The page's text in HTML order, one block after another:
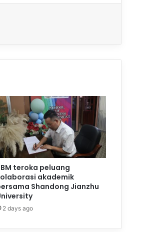
teroka peluang
akademik
Shandong Jianzhu
2 days ago